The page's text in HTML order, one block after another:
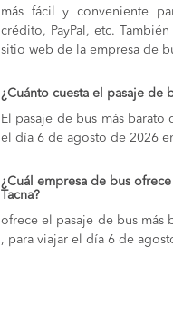
más fácil y conveniente
crédito, PayPal, etc.
sitio web de la empresa de
¿Cuánto cuesta el pasaje de
El pasaje de bus más barato
el día 6 de agosto de 2026
¿Cuál empresa de bus
Tacna?
ofrece el pasaje de bus más
, para viajar el día 6 de